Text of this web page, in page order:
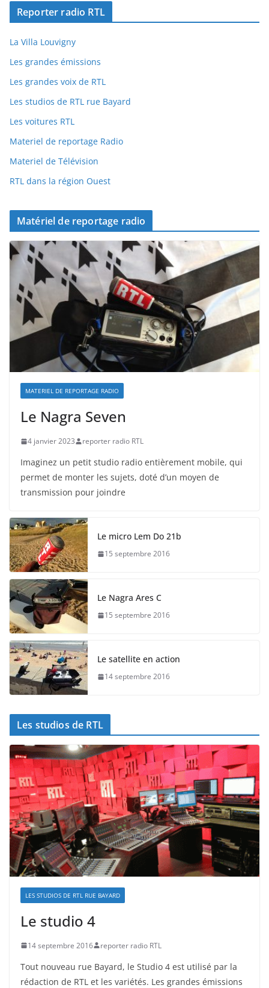
Reporter radio RTL
La Villa Louvigny
Les grandes émissions
Les grandes voix de RTL
Les studios de RTL rue Bayard
Les voitures RTL
Materiel de reportage Radio
Materiel de Télévision
RTL dans la région Ouest
Matériel de reportage radio
MATERIEL DE REPORTAGE RADIO
Le Nagra Seven
4 janvier 2023 reporter radio RTL
Imaginez un petit studio radio entièrement mobile, qui
permet de monter les sujets, doté d’un moyen de
transmission pour joindre
Le micro Lem Do 21b
15 septembre 2016
Le Nagra Ares C
15 septembre 2016
Le satellite en action
14 septembre 2016
Les studios de RTL
LES STUDIOS DE RTL RUE BAYARD
Le studio 4
14 septembre 2016 reporter radio RTL
Tout nouveau rue Bayard, le Studio 4 est utilisé par la
rédaction de RTL et les variétés. Les grandes émissions